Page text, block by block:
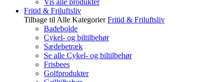
Vis alle produkter
Fritid & Friluftsliv
Tilbage til Alle Kategorier Fritid & Friluftsliv
Badebolde
Cykel- og biltilbehør
Sædebetræk
Se alle Cykel- og biltilbehør
Frisbees
Golfprodukter